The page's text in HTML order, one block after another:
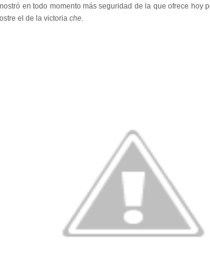
en todo momento más seguridad de la que ofrece hoy
el de la victoria che.